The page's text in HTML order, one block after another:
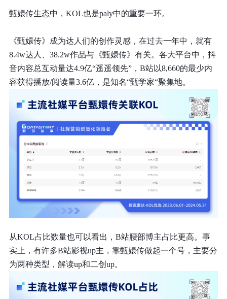
甄嬛传生态中，KOL也是paly中的重要一环。
《甄嬛传》成为达人们的创作灵感， 在过去一年中，就有
8.4w达人、38.2w作品与《甄嬛传》有关。 各大平台中，抖
音内容总互动量达4.9亿“遥遥领先”，B站以8,660的最少内
容获得播放/阅读量3.6亿，是知名“甄学家“聚集地。
从KOL占比数量也可以看出，B站腰部博主占比更高。事
实上，有许多B站影视up主，靠甄嬛传做起一个号，主要分
为两种类型，解读up和二创up。